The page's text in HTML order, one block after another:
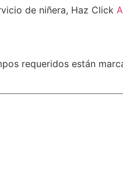
de niñera, Haz Click
requeridos están